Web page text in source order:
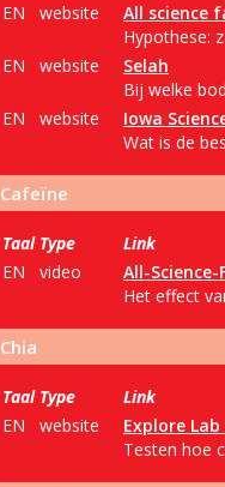
EN
website
All science
Hypothese:
EN
website
Selah
Bij welke
EN
website
Iowa
Wat is de
Cafeïne
Taal Type
Link
EN
video
All-Science-
Het effect
Chia
Taal Type
Link
EN
website
Explore Lab
Testen hoe